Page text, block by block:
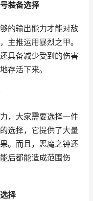
装备选择
的输出能力才能对敌
主推运用暴烈之甲。
具备减少受到的伤害
存活下来。
，大家需要选择一件
选择，它提供了大量
。而且，恶魔之钟还
后都能造成范围伤
择